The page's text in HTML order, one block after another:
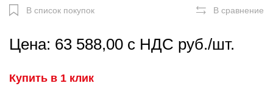
В список покупок В сравнение
Цена: 63 588,00 с НДС руб./шт.
Купить в 1 клик